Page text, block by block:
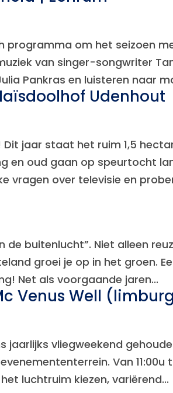
programma om het seizoen
van singer-songwriter
Pankras en luisteren naar
Udenhout
jaar staat het ruim 1,5
en oud gaan op speurtocht
vragen over televisie en
buitenlucht”. Niet alleen
groei je op in het groen.
Net als voorgaande jaren...
Venus Well
jaarlijks vliegweekend
Van 11:00u
luchtruim kiezen, variërend...